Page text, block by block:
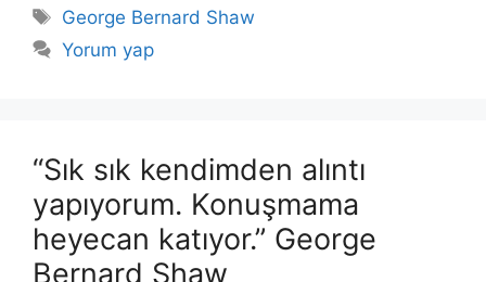
Etiketler
George Bernard Shaw
Yorum yap
“Sık sık kendimden alıntı
yapıyorum. Konuşmama
heyecan katıyor.” George
Bernard Shaw